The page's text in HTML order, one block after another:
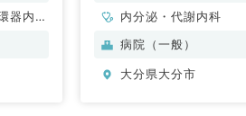
器内
内分泌・代謝内科
病院（一般）
大分県大分市